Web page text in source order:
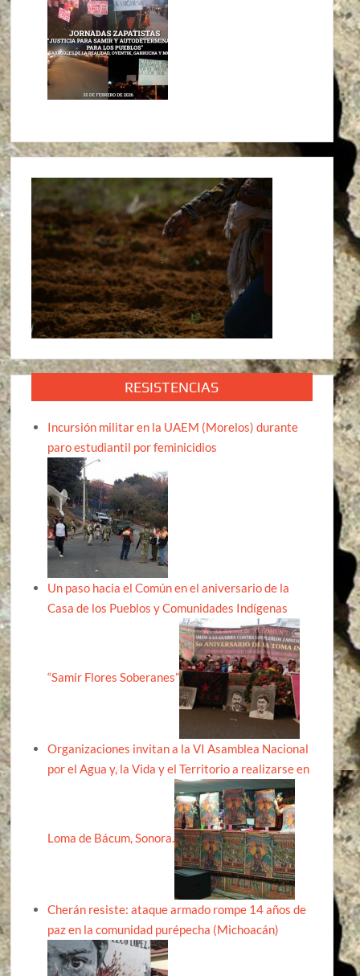
RESISTENCIAS
Incursión militar en la UAEM (Morelos) durante
paro estudiantil por feminicidios
Un paso hacia el Común en el aniversario de la
Casa de los Pueblos y Comunidades Indígenas
“Samir Flores Soberanes”
Organizaciones invitan a la VI Asamblea Nacional
por el Agua y, la Vida y el Territorio a realizarse en
Loma de Bácum, Sonora.
Cherán resiste: ataque armado rompe 14 años de
paz en la comunidad purépecha (Michoacán)